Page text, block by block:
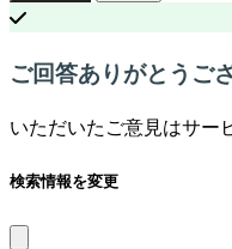
ご回答ありがとうご
いただいたご意見はサー
検索情報を変更